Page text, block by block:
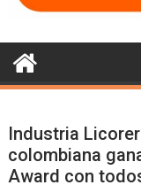
Industria
colombiana
Award con